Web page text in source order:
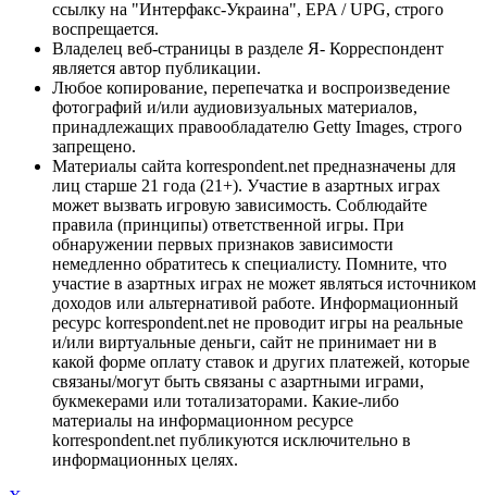
ссылку на "Интерфакс-Украина", EPA / UPG, строго
воспрещается.
Владелец веб-страницы в разделе Я- Корреспондент
является автор публикации.
Любое копирование, перепечатка и воспроизведение
фотографий и/или аудиовизуальных материалов,
принадлежащих правообладателю Getty Images, строго
запрещено.
Материалы сайта korrespondent.net предназначены для
лиц старше 21 года (21+). Участие в азартных играх
может вызвать игровую зависимость. Соблюдайте
правила (принципы) ответственной игры. При
обнаружении первых признаков зависимости
немедленно обратитесь к специалисту. Помните, что
участие в азартных играх не может являться источником
доходов или альтернативой работе. Информационный
ресурс korrespondent.net не проводит игры на реальные
и/или виртуальные деньги, сайт не принимает ни в
какой форме оплату ставок и других платежей, которые
связаны/могут быть связаны с азартными играми,
букмекерами или тотализаторами. Какие-либо
материалы на информационном ресурсе
korrespondent.net публикуются исключительно в
информационных целях.